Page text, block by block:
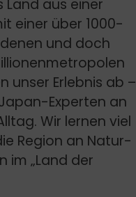
Land aus einer
einer über 1000-
und doch
unser Erlebnis ab –
Experten an
Wir lernen viel
Region an Natur-
im „Land der